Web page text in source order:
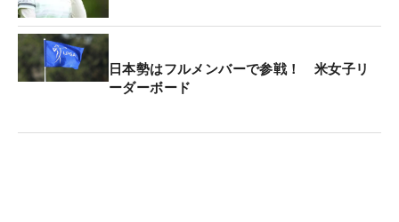
日本勢はフルメンバーで参戦！ 米女子リ
ーダーボード